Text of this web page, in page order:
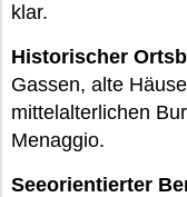
klar.
Historischer
Gassen, alte
mittelalterlichen
Menaggio.
Seeorientierter